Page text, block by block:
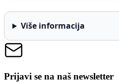
Više informacija
Prijavi se na naš newsletter